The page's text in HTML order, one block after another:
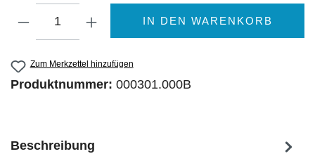
Produkt Anzahl: Gib den gewünschten
IN DEN WARENKORB
Zum Merkzettel hinzufügen
Produktnummer: 000301.000B
Beschreibung